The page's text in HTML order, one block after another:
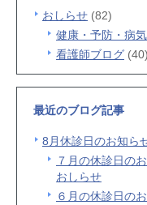
おしらせ (82)
健康・予防・病
看護師ブログ (40)
最近のブログ記事
8月休診日のお知ら
７月の休診日の
おしらせ
６月の休診日の